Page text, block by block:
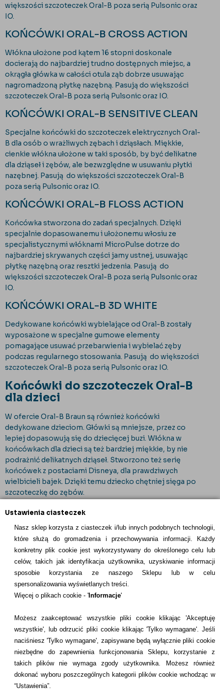
Ustawienia ciasteczek
Nasz sklep korzysta z ciasteczek i/lub innych podobnych technologii,
które służą do gromadzenia i przechowywania informacji. Każdy
konkretny plik cookie jest wykorzystywany do określonego celu lub
celów, takich jak identyfikacja użytkownika, uzyskiwanie informacji
sposobie korzystania ze naszego Sklepu lub w celu
spersonalizowania wyświetlanych treści.
Więcej o plikach cookie - 'Informacje'
Możesz zaakceptować wszystkie pliki cookie klikając 'Akceptuję
wszystkie', lub odrzucić pliki cookie klikając 'Tylko wymagane'. Jeśli
naciśniesz 'Tylko wymagane', zapisywane będą wyłącznie pliki cookie
niezbędne do zapewnienia funkcjonowania Sklepu, korzystanie z
takich plików nie wymaga zgody użytkownika. Możesz również
dokonać wyboru poszczególnych kategorii plików cookie wchodząc w
“Ustawienia”.
większości szczoteczek Oral-B poza serią Pulsonic oraz
IO.
KOŃCÓWKI ORAL-B CROSS ACTION
Włókna ułożone pod kątem 16 stopni doskonale
docierają do najbardziej trudno dostępnych miejsc, a
okrągła główka w całości otula ząb dobrze usuwając
nagromadzoną płytkę nazębną. Pasują do większości
szczoteczek Oral-B poza serią Pulsonic oraz IO.
KOŃCÓWKI ORAL-B SENSITIVE CLEAN
Specjalne końcówki do szczoteczek elektrycznych Oral-
B dla osób o wrażliwych zębach i dziąsłach. Miękkie,
cienkie włókna ułożone w taki sposób, by być delikatne
dla dziąseł i zębów, ale bezwzględne w usuwaniu płytki
nazębnej. Pasują do większości szczoteczek Oral-B
poza serią Pulsonic oraz IO.
KOŃCÓWKI ORAL-B FLOSS ACTION
Końcówka stworzona do zadań specjalnych. Dzięki
specjalnie dopasowanemu i ułożonemu włosiu ze
specjalistycznymi włóknami MicroPulse dotrze do
najbardziej skrywanych części jamy ustnej, usuwając
płytkę nazębną oraz resztki jedzenia. Pasują do
większości szczoteczek Oral-B poza serią Pulsonic oraz
IO.
KOŃCÓWKI ORAL-B 3D WHITE
Dedykowane końcówki wybielające od Oral-B zostały
wyposażone w specjalne gumowe elementy
pomagające usuwać przebarwienia i wybielać zęby
podczas regularnego stosowania. Pasują do większości
szczoteczek Oral-B poza serią Pulsonic oraz IO.
Końcówki do szczoteczek Oral-B
dla dzieci
W ofercie Oral-B Braun są również końcówki
dedykowane dzieciom. Główki są mniejsze, przez co
lepiej dopasowują się do dziecięcej buzi. Włókna w
końcówkach dla dzieci są też bardziej miękkie, by nie
podrażnić delikatnych dziąseł. Stworzono też serię
końcówek z postaciami Disneya, dla prawdziwych
wielbicieli bajek. Dzięki temu dziecko chętniej sięga po
szczoteczkę do zębów.
INFORMACJE KONTAKTOWE
Informacje
Dostawcy
Kontakt
+48 22 113 4446
kontakt@dentilove.pl